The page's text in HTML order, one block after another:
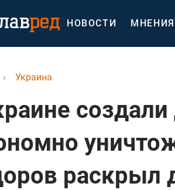
НОВОСТИ МНЕНИЯ
› Украина
раскрыл